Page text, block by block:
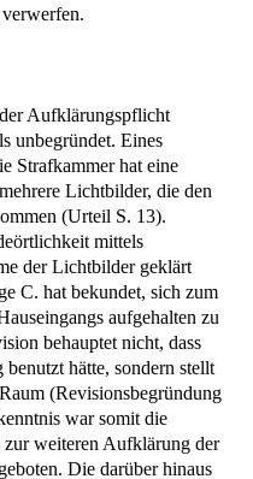
Aufklärungspflicht
unbegründet. Eines
Strafkammer hat eine
Lichtbilder, die den
(Urteil S. 13).
mittels
der Lichtbilder geklärt
C. hat bekundet, sich zum
aufgehalten zu
behauptet nicht, dass
hätte, sondern stellt
(Revisionsbegründung
war somit die
weiteren Aufklärung der
Die darüber hinaus